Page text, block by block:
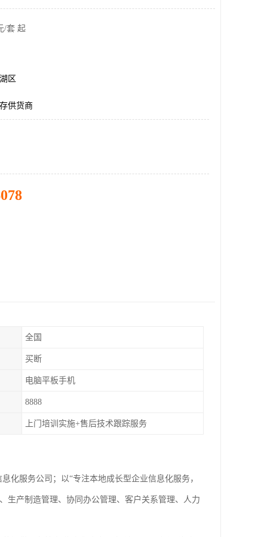
/套 起
区
供货商
全国
买断
电脑平板手机
8888
上门培训实施+售后技术跟踪服务
化服务公司；以“专注本地成长型企业信息化服务，
生产制造管理、协同办公管理、客户关系管理、人力